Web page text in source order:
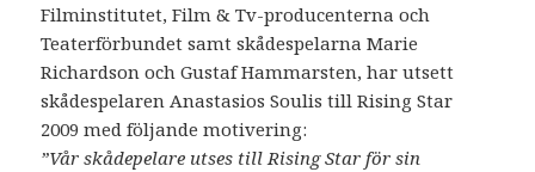
Filminstitutet, Film & Tv-producenterna och
Teaterförbundet samt skådespelarna Marie
Richardson och Gustaf Hammarsten, har utsett
skådespelaren Anastasios Soulis till Rising Star
2009 med följande motivering:
”Vår skådepelare utses till Rising Star för sin